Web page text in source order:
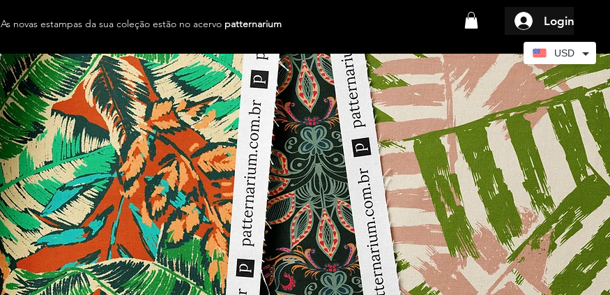
As novas estampas da sua coleção estão no acervo patternarium Login
USD